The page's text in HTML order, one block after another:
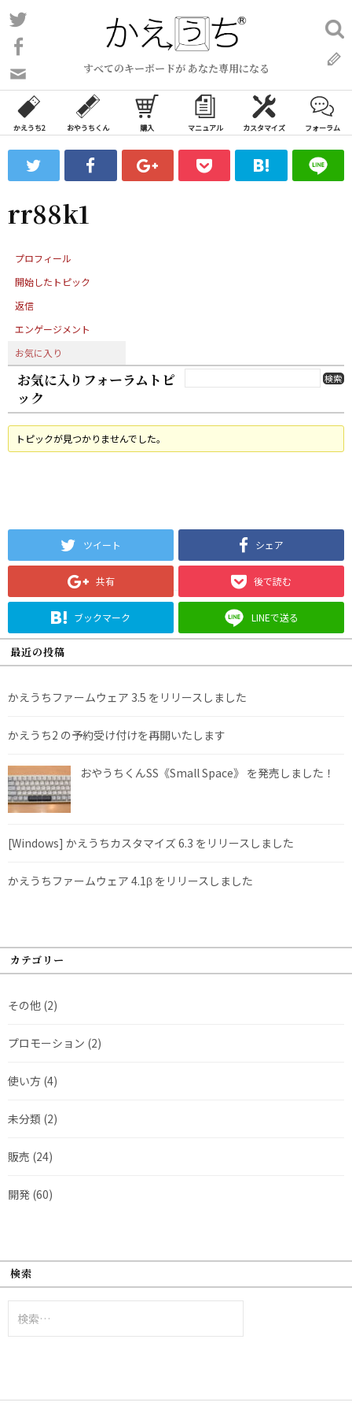
コ
ン
ン
ツ
ス
ッ
すべてのキーボードが あなた専用になる
い
合
わ
フ
ォ
ム
検
索:
かえうち2 おやうちくん 購入 マニュアル カスタマイズ フォーラム
rr88k1
プロフィール
開始したトピック
返信
エンゲージメント
お気に入り
お気に入りフォーラムトピ
ック
トピックが見つかりませんでした。
ツイート シェア
共有 後で読む
ブックマーク LINEで送る
最近の投稿
かえうちファームウェア 3.5 をリリースしました
かえうち2 の予約受け付けを再開いたします
おやうちくんSS《Small Space》 を発売しました！
[Windows] かえうちカスタマイズ 6.3 をリリースしました
かえうちファームウェア 4.1β をリリースしました
カテゴリー
その他 (2)
プロモーション (2)
使い方 (4)
未分類 (2)
販売 (24)
開発 (60)
検索
索: